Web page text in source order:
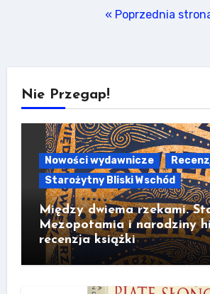
« Poprzednia
Nie Przegap!
Nowości wydawnicze
Starożytny Bliski Wschód
Między dwiema rzekami.
Mezopotamia i narodziny
recenzja książki